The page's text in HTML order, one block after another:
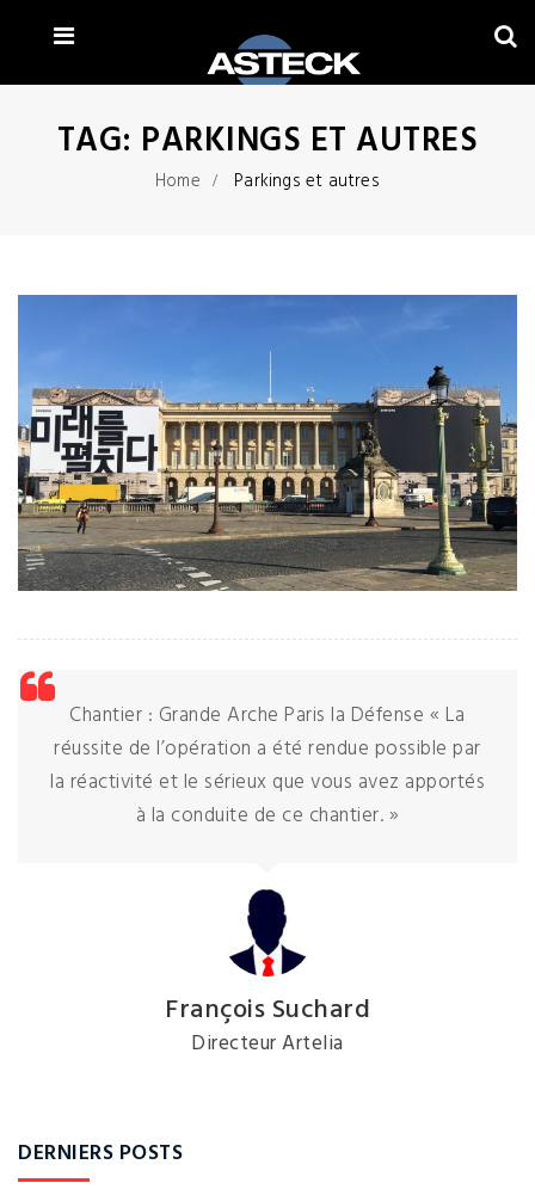
TAG: PARKINGS ET AUTRES
Home Parkings et autres
Chantier : Grande Arche Paris la Défense « La
réussite de l’opération a été rendue possible par
la réactivité et le sérieux que vous avez apportés
à la conduite de ce chantier. »
François Suchard
Directeur Artelia
DERNIERS POSTS